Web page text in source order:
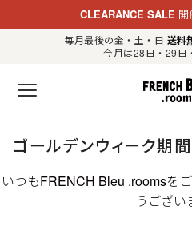
CLEARANCE SALE 開
毎月最後の金・土・日 送料
今月は28日・29日
F
R
H
B
u
.
r
ゴールデンウィーク期
いつもFRENCH Bleu .roomsを
うござい